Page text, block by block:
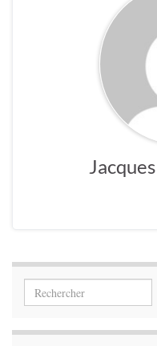
Search for: